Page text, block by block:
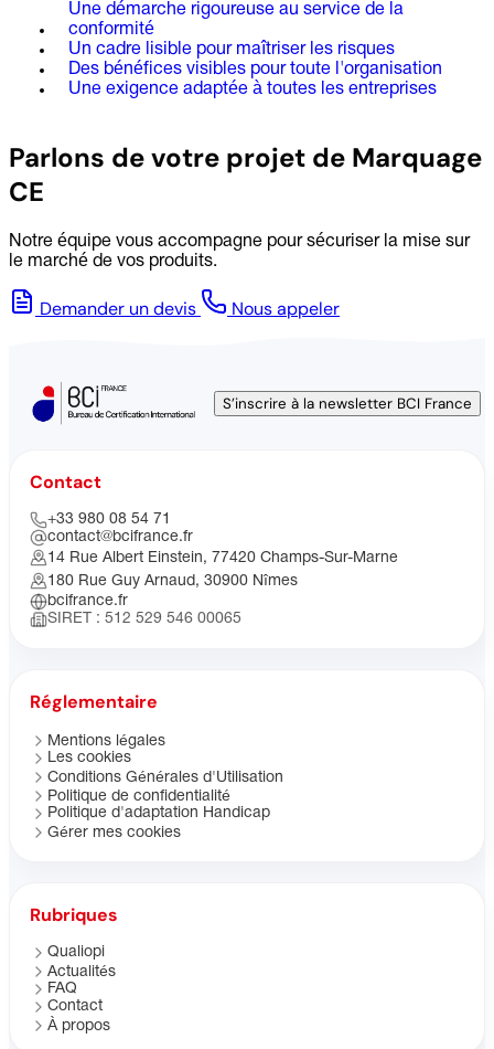
Une démarche rigoureuse au service de la
conformité
Un cadre lisible pour maîtriser les risques
Des bénéfices visibles pour toute l'organisation
Une exigence adaptée à toutes les entreprises
Parlons de votre projet de Marquage
CE
Notre équipe vous accompagne pour sécuriser la mise sur
le marché de vos produits.
Demander un devis Nous appeler
S’inscrire à la newsletter BCI France
Contact
+33 980 08 54 71
contact@bcifrance.fr
14 Rue Albert Einstein, 77420 Champs-Sur-Marne
180 Rue Guy Arnaud, 30900 Nîmes
bcifrance.fr
SIRET : 512 529 546 00065
Réglementaire
Mentions légales
Les cookies
Conditions Générales d'Utilisation
Politique de confidentialité
Politique d'adaptation Handicap
Gérer mes cookies
Rubriques
Qualiopi
Actualités
FAQ
Contact
À propos